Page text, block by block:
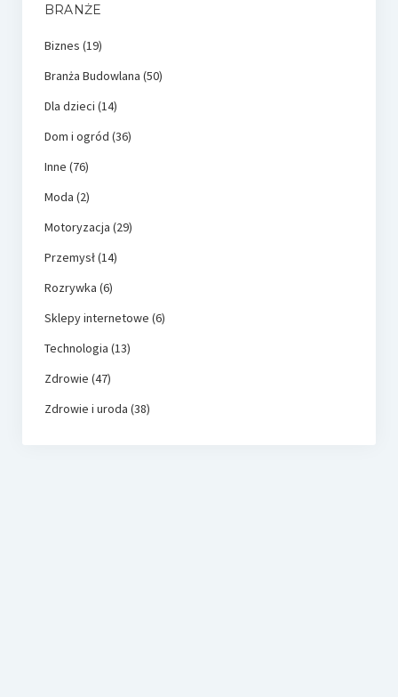
BRANŻE
Biznes (19)
Branża Budowlana (50)
Dla dzieci (14)
Dom i ogród (36)
Inne (76)
Moda (2)
Motoryzacja (29)
Przemysł(14)
Rozrywka (6)
Sklepy internetowe (6)
Technologia (13)
Zdrowie (47)
Zdrowie i uroda (38)